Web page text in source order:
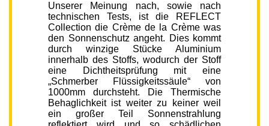
Unserer Meinung nach, sowie nach
technischen Tests, ist die REFLECT
Collection die Crème de la Crème was
den Sonnenschutz angeht. Dies kommt
durch winzige Stücke Aluminium
innerhalb des Stoffs, wodurch der Stoff
eine Dichtheitsprüfung mit eine
„Schmerber Flüssigkeitssäule“ von
1000mm durchsteht. Die Thermische
Behaglichkeit ist weiter zu keiner weil
ein großer Teil Sonnenstrahlung